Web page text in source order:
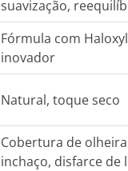
suavização,
Fórmula com
inovador
Natural, toque seco
Cobertura de
inchaço, disfarce de